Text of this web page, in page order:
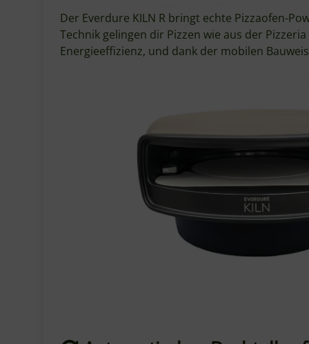
Der Everdure KILN R bringt echte Pizzaofen-
Technik gelingen dir Pizzen wie aus der
Energieeffizienz, und dank der mobilen